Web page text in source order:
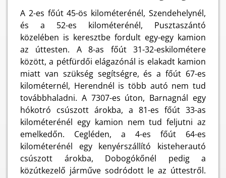
A 2-es főút 45-ös kilométerénél, Szendehelynél,
és a 52-es kilométerénél, Pusztaszántó
közelében is keresztbe fordult egy-egy kamion
az úttesten. A 8-as főút 31-32-eskilométere
között, a pétfürdői elágazónál is elakadt kamion
miatt van szükség segítségre, és a főút 67-es
kilométernél, Herendnél is több autó nem tud
továbbhaladni. A 7307-es úton, Barnagnál egy
hókotró csúszott árokba, a 81-es főút 33-as
kilométerénél egy kamion nem tud feljutni az
emelkedőn. Cegléden, a 4-es főút 64-es
kilométerénél egy kenyérszállító kisteherautó
csúszott árokba, Dobogókőnél pedig a
közútkezelő járműve sodródott le az úttestről.